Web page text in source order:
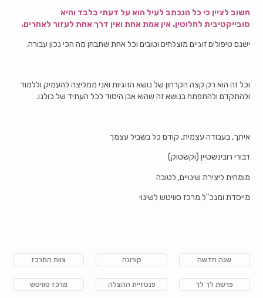
חשוב לציין כי כל הנכתב לעיל הוא על דעתי בלבד והיא
סובייקטיבית לחלוטין. אין אמת אחת ואין דרך אחת לעזור לאחרים.
ישנם טיפולים זוגיים מוצלחים וטובים וכל אחת שתבחן מה הכי נכון עבורה.
וכל זה הוא רק קצה הקרחון של נושא הזוגיות ואני ממליצה להעמיק וללמוד
ולהתקדם ולהתפתח בנושא זה שהוא אבן היסוד לכל העתיד של כולנו.
איתך, בעבודה עצמית, קודם כל בשביל עצמך
דבורי רובינשטיין (וקשטוק)
מומחית ליצירת שינויים, לטובה
מייסדת ומנכ"ל מרכז סוויטש לשינוי
שנה חדשה קורונה צוות המרכז
פרשת לך לך פנטזיית ההצלה מרכז סוויטש